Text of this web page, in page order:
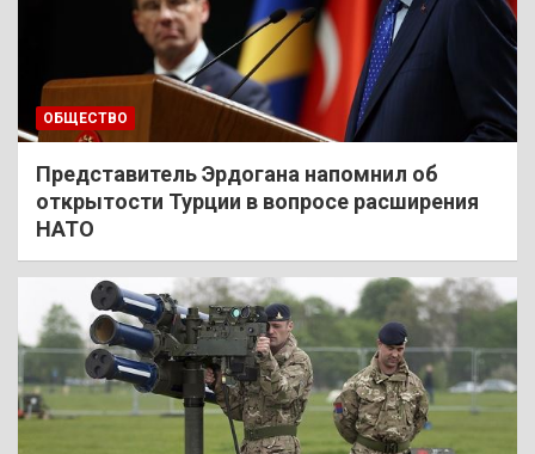
ОБЩЕСТВО
Представитель Эрдогана напомнил об
открытости Турции в вопросе расширения
НАТО